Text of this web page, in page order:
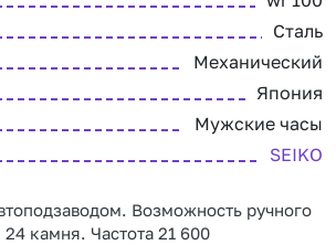
Сталь
Механический
Япония
Мужские часы
SEIKO
Возможность ручного
камня. Частота 21 600